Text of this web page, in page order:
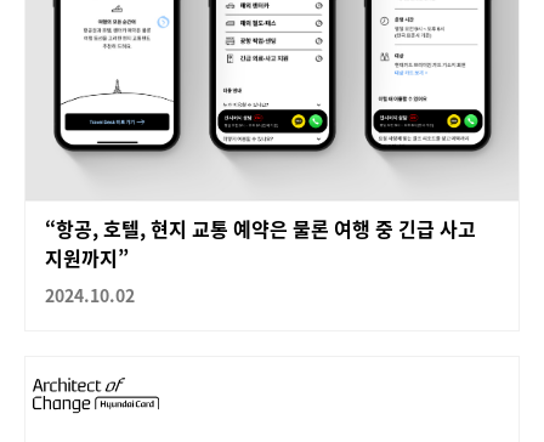
“항공, 호텔, 현지 교통 예약은 물론 여행 중 긴급 사고
지원까지”
2024.10.02